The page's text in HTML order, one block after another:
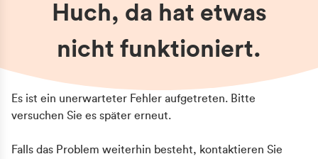
Huch, da hat etwas
nicht funktioniert.
Es ist ein unerwarteter Fehler aufgetreten. Bitte
versuchen Sie es später erneut.
Falls das Problem weiterhin besteht, kontaktieren Sie